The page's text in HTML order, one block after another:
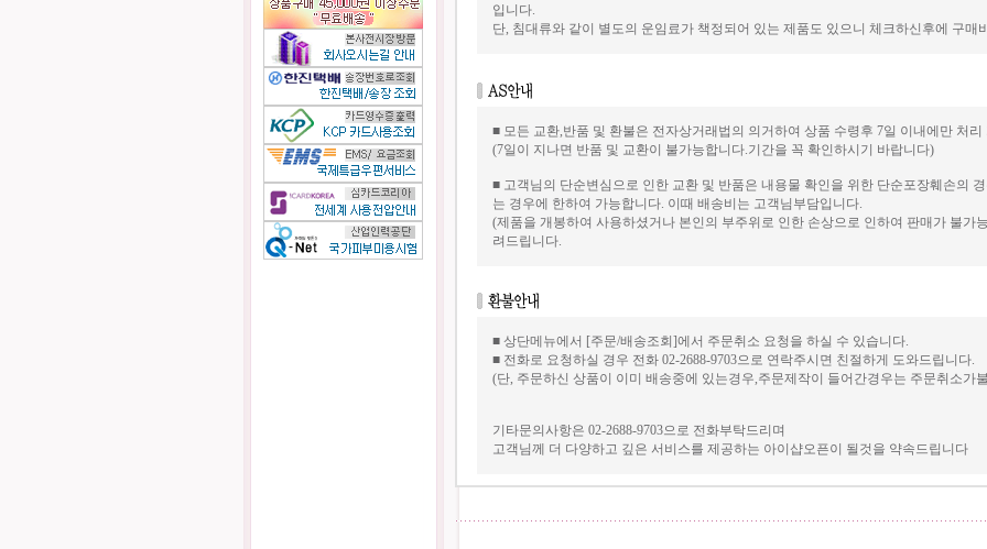
입니다.
단, 침대류와 같이 별도의 운임료가 책정되어 있는 제품도 있으니 체크하신후에 구매
■ 모든 교환,반품 및 환불은 전자상거래법의 의거하여 상품 수령후 7일 이내에만 처리
(7일이 지나면 반품 및 교환이 불가능합니다.기간을 꼭 확인하시기 바랍니다)
■ 고객님의 단순변심으로 인한 교환 및 반품은 내용물 확인을 위한 단순포장훼손의
는 경우에 한하여 가능합니다. 이때 배송비는 고객님부담입니다.
(제품을 개봉하여 사용하셨거나 본인의 부주위로 인한 손상으로 인하여 판매가 불가
려드립니다.
■ 상단메뉴에서 [주문/배송조회]에서 주문취소 요청을 하실 수 있습니다.
■ 전화로 요청하실 경우 전화 02-2688-9703으로 연락주시면 친절하게 도와드립니다.
(단, 주문하신 상품이 이미 배송중에 있는경우,주문제작이 들어간경우는 주문취소가
기타문의사항은 02-2688-9703으로 전화부탁드리며
고객님께 더 다양하고 깊은 서비스를 제공하는 아이샵오픈이 될것을 약속드립니다